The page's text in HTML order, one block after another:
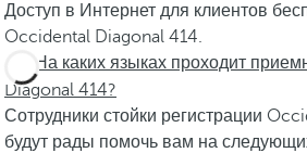
Доступ в Интернет для клиентов
Occidental Diagonal 414.
На каких языках проходит
Diagonal 414?
Сотрудники стойки регистрации
будут рады помочь вам на